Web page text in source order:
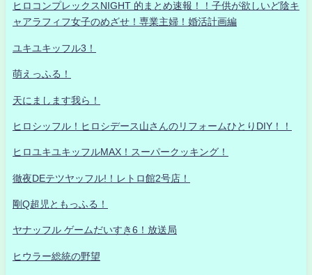
ヒロコンプレックスNIGHT 的まとめ速報！！子供が欲しいど陰キ
ャアラフィフ女子のめざせ！専業主婦！婚活計画編
ユキユキッフル3！
萌えっふる！
天にまします我ら！
ヒロシッフル！ヒロシデース山さんのリフォームひとりDIY！！
ヒロユキユキッフルMAX！スーパークッキング！
徹夜DEテツヤッフル!！レトロ館2号店！
剛Q超児ともっふる！
ヤナッフル ゲームだいすき6！放送局
ヒウラー総統の野望